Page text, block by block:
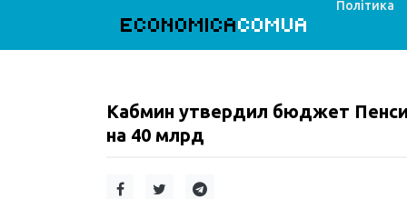
ECONOMICACOMUA
Політика
Кабмин утвердил бюджет
на 40 млрд